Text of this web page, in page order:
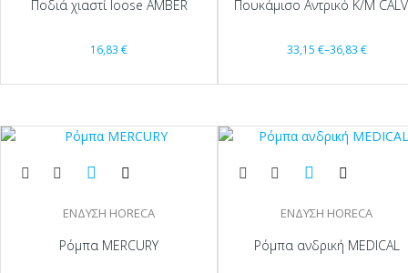
Ποδιά χιαστί loose AMBER
16,83 €
Πουκάμισο Αντρικό Κ/Μ
33,15 €–36,83 €
ΕΝΔΥΣΗ HORECA
Ρόμπα MERCURY
ΕΝΔΥΣΗ HORECA
Ρόμπα ανδρική MEDICAL